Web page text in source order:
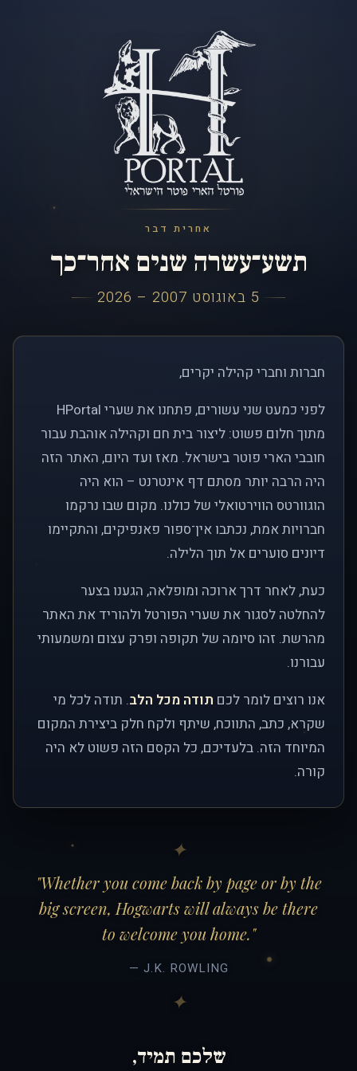
אחרית דבר
תשע־עשרה שנים אחר־כך
5 באוגוסט 2007 – 2026
חברות וחברי קהילה יקרים,
לפני כמעט שני עשורים, פתחנו את שערי HPortal
מתוך חלום פשוט: ליצור בית חם וקהילה אוהבת עבור
חובבי הארי פוטר בישראל. מאז ועד היום, האתר הזה
היה הרבה יותר מסתם דף אינטרנט – הוא היה
הוגוורטס הווירטואלי של כולנו. מקום שבו נרקמו
חברויות אמת, נכתבו אין־ספור פאנפיקים, והתקיימו
דיונים סוערים אל תוך הלילה.
כעת, לאחר דרך ארוכה ומופלאה, הגענו בצער
להחלטה לסגור את שערי הפורטל ולהוריד את האתר
מהרשת. זהו סיומה של תקופה ופרק עצום ומשמעותי
עבורנו.
אנו רוצים לומר לכם תודה מכל הלב. תודה לכל מי
שקרא, כתב, התווכח, שיתף ולקח חלק ביצירת המקום
המיוחד הזה. בלעדיכם, כל הקסם הזה פשוט לא היה
קורה.
"Whether you come back by page or by the
big screen, Hogwarts will always be there
to welcome you home."
— J.K. ROWLING
שלכם תמיד,